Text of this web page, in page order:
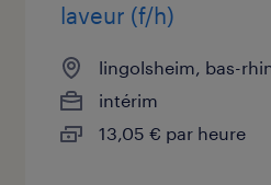
laveur (f/h)
lingolsheim, bas-
intérim
13,05 € par heure